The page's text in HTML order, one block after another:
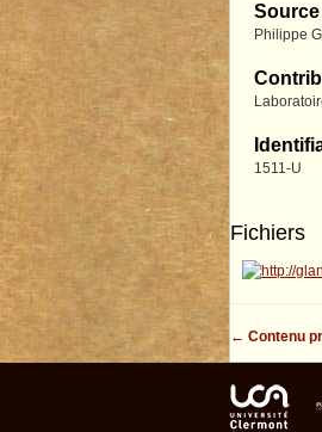
Source
Philippe
1511-U
Fichiers
← Contenu